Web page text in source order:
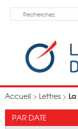
Accueil > Lettres >
PAR DATE